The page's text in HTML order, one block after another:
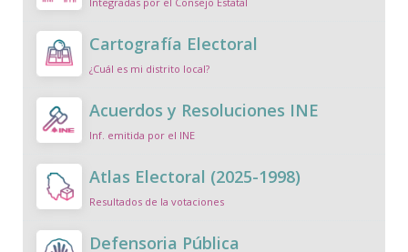
Cartografía Electoral
¿Cuál es mi distrito local?
Acuerdos y Resoluciones INE
Inf. emitida por el INE
Atlas Electoral (2025-1998)
Resultados de la votaciones
Defensoria Pública